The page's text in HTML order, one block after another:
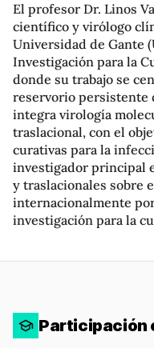
El profesor Dr. Linos
científico y virólogo
Universidad de Gante
Investigación para la
donde su trabajo se
reservorio persistente
integra virología
traslacional, con el
curativas para la
investigador principal
y traslacionales sobre
internacionalmente
investigación para la
Participación